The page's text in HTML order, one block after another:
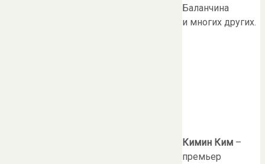
Баланчина
и многих других.
Кимин Ким –
премьер